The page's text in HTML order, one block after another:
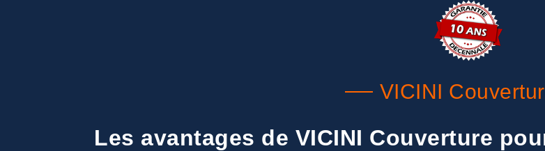
VICINI
Les avantages de VICINI Couverture